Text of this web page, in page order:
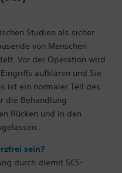
Studien als sicher
von Menschen
Vor der Operation wird
aufklären und Sie
ist ein normaler Teil des
die Behandlung
Rücken und in den
sein?
durch diemit SCS-